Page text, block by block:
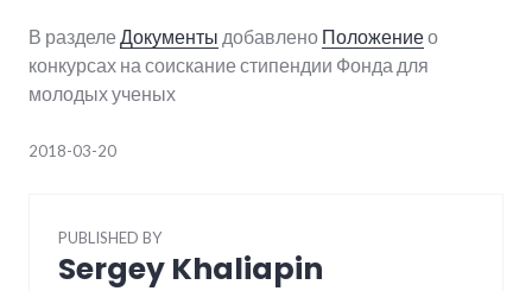
В разделе Документы добавлено Положениео
конкурсах на соискание стипендии Фонда для
молодых ученых
2018-03-20
PUBLISHED BY
Sergey Khaliapin